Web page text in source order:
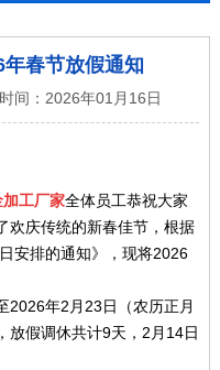
春节放假通知
间：2026年01月16日
工厂家全体员工恭祝大家
欢庆传统的新春佳节，根据
安排的通知》，现将2026
2026年2月23日（农历正月
放假调休共计9天，2月14日